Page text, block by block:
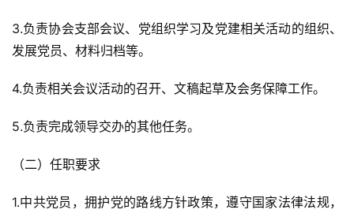
3.负责协会支部会议、党组织学习及党建相关活动的组织、
发展党员、材料归档等。
4.负责相关会议活动的召开、文稿起草及会务保障工作。
5.负责完成领导交办的其他任务。
（二）任职要求
1.中共党员，拥护党的路线方针政策，遵守国家法律法规，